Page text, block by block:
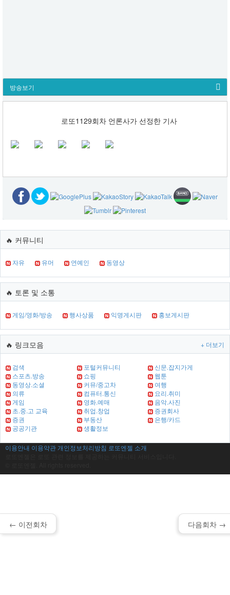
방송보기
← 이전회차 다음회차 →
로또1129회차 언론사가 선정한 기사
🔥 커뮤니티
자유 유머 연예인 동영상
🔥 토론 및 소통
게임/영화/방송 행사상품 익명게시판 홍보게시판
🔥 링크모음 + 더보기
검색 포털커뮤니티
신문.잡지가게
스포츠.방송
쇼핑
웹툰
동영상.소셜
커뮤/중고차
여행
의류
컴퓨터.통신
요리.취미
게임
영화.예매
음악.사진
초.중.고 교육
취업.창업
증권회사
증권
부동산
은행/카드
공공기관
생활정보
이용안내 이용약관 개인정보처리방침 로또엔젤 소개